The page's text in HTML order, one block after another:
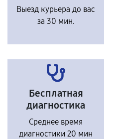
Выезд курьера до вас
за 30 мин.
Бесплатная
диагностика
Среднее время
диагностики 20 мин